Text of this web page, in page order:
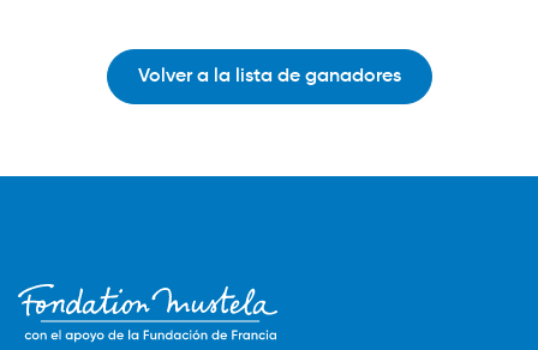
Volver a la lista de ganadores